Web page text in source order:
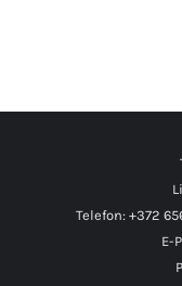
Telefon: +372
E-